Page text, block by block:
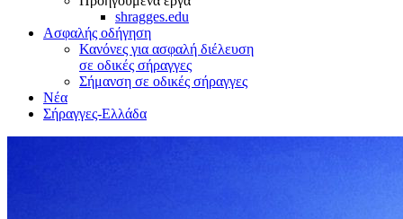
shragges.edu
Ασφαλής οδήγηση
Κανόνες για ασφαλή διέλευση
σε οδικές σήραγγες
Σήμανση σε οδικές σήραγγες
Νέα
Σήραγγες-Ελλάδα